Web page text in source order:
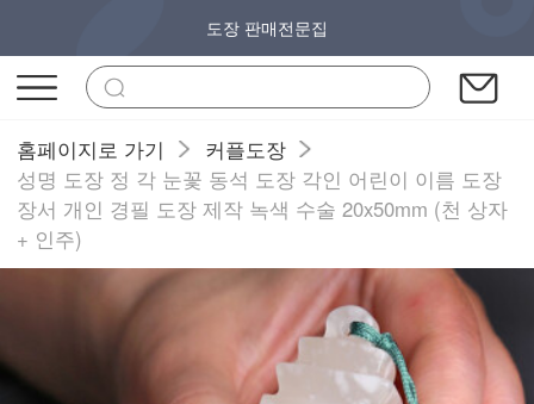
도장 판매전문집
홈페이지로 가기
커플도장
성명 도장 정 각 눈꽃 동석 도장 각인 어린이 이름 도장
장서 개인 경필 도장 제작 녹색 수술 20x50mm (천 상자
+ 인주)